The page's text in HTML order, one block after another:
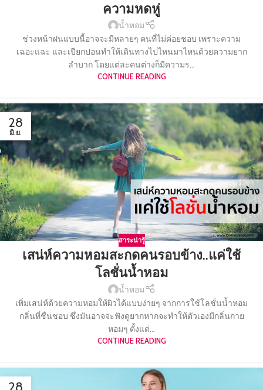
ความหดหู่
น้ำหอม
ช่วงหน้าฝนแบบนี้อาจจะมีหลายๆ คนที่ไม่ค่อยชอบ เพราะความ
เฉอะแฉะ และเปียกปอนทำให้เดินทางไปไหนมาไหนด้วยความยาก
ลำบาก โดยแต่ละคนต่างก็มีความร...
CONTINUE READING
28
มิ.ย.
สาระน่ารู้
เสน่ห์ความหอมสะกดคนรอบข้าง..แค่ใช้
โลชั่นน้ำหอม
น้ำหอม
เพิ่มเสน่ห์ด้วยความหอมให้ผิวได้แบบง่ายๆ จากการใช้โลชั่นน้ำหอม
กลิ่นที่ชื่นชอบ ซึ่งมันอาจจะฟังดูยากหากจะทำให้ตัวเองมีกลิ่นกาย
หอมๆ ตั้งแต่...
CONTINUE READING
28